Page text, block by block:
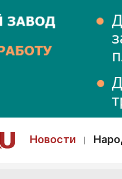
Новости